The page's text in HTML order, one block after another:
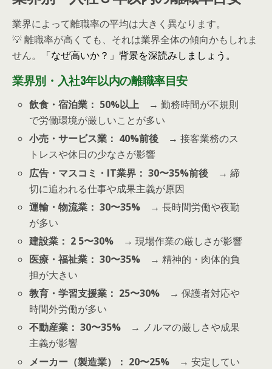
業界によって離職率の平均は大きく異なります。
💡 離職率が高くても、それは業界全体の傾向かもしれま
せん。
「なぜ高いか？」背景を深読みしましょう。
業界別・入社3年以内の離職率目安
飲食・宿泊業： 50%以上
→ 勤務時間が不規則
で労働環境が厳しいことが多い
小売・サービス業： 40%前後 → 接客業務のス
トレスや休日の少なさが影響
広告・マスコミ・IT業界： 30〜35%前後 → 締
切に追われる仕事や成果主義が原因
運輸・物流業： 30〜35% → 長時間労働や夜勤
が多い
建設業： 2 5〜30% → 現場作業の厳しさが影響
医療・福祉業： 30〜35% → 精神的・肉体的負
担が大きい
教育・学習支援業： 25〜30% → 保護者対応や
時間外労働が多い
不動産業： 30〜35%
→ ノルマの厳しさや成果
主義が影響
メーカー（製造業）： 20〜25%
→ 安定してい